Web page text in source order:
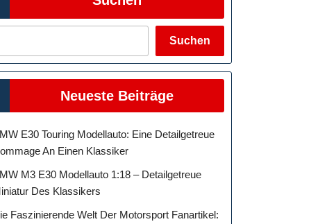
Suchen
Neueste Beiträge
E30 Touring Modellauto: Eine Detailgetreue
An Einen Klassiker
M3 E30 Modellauto 1:18 – Detailgetreue
Des Klassikers
Faszinierende Welt Der Motorsport Fanartikel: